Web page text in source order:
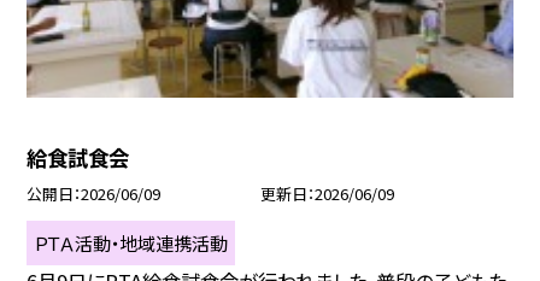
給食試食会
公開日 2026/06/09 更新日 2026/06/09
ＰＴＡ活動・地域連携活動